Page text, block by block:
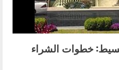
خطوات الشراء